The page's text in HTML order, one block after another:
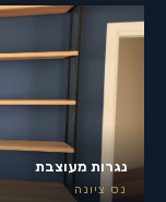
נגרות מעוצבת
נס ציונה